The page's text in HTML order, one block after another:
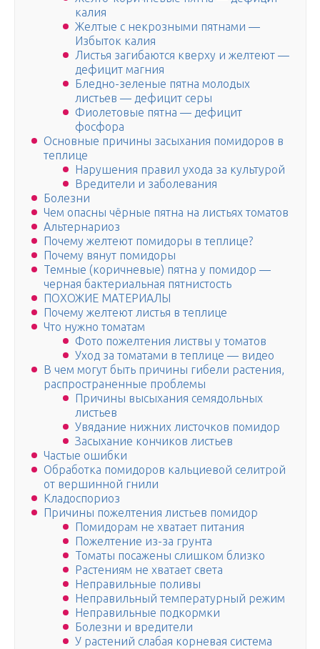
калия
Желтые с некрозными пятнами —
Избыток калия
Листья загибаются кверху и желтеют —
дефицит магния
Бледно-зеленые пятна молодых
листьев — дефицит серы
Фиолетовые пятна — дефицит
фосфора
Основные причины засыхания помидоров в
теплице
Нарушения правил ухода за культурой
Вредители и заболевания
Болезни
Чем опасны чёрные пятна на листьях томатов
Альтернариоз
Почему желтеют помидоры в теплице?
Почему вянут помидоры
Темные (коричневые) пятна у помидор —
черная бактериальная пятнистость
ПОХОЖИЕ МАТЕРИАЛЫ
Почему желтеют листья в теплице
Что нужно томатам
Фото пожелтения листвы у томатов
Уход за томатами в теплице — видео
В чем могут быть причины гибели растения,
распространенные проблемы
Причины высыхания семядольных
листьев
Увядание нижних листочков помидор
Засыхание кончиков листьев
Частые ошибки
Обработка помидоров кальциевой селитрой
от вершинной гнили
Кладоспориоз
Причины пожелтения листьев помидор
Помидорам не хватает питания
Пожелтение из-за грунта
Томаты посажены слишком близко
Растениям не хватает света
Неправильные поливы
Неправильный температурный режим
Неправильные подкормки
Болезни и вредители
У растений слабая корневая система